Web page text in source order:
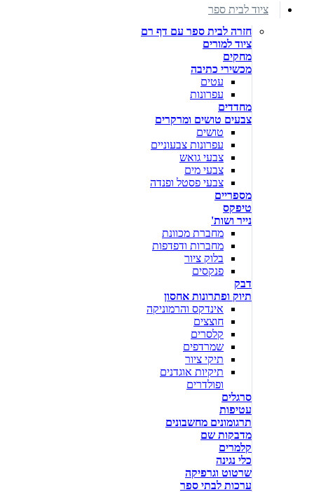
ציוד לבית ספר
חזרה לבית ספר עם דף רם
ציוד למורים
מחקים
מכשירי כתיבה
עטים
עפרונות
מחדדים
צבעים טושים ומרקרים
טושים
עפרונות צבעוניים
צבעי גואש
צבעי מים
צבעי פסטל ופנדה
מספריים
טיפקס
נייר ושות'
מחברת מכוונת
מחברות ודפדפות
בלוק ציור
פנקסים
דבק
תיוק ופתרונות אחסון
אינדקס והרמוניקה
חוצצים
קלסרים
שמרדפים
תיקי ציור
תיקיות אוגדנים
ופולדרים
סרגלים
עטיפות
תרגומונים מחשבונים
מדבקות שם
קלמרים
כלי נגינה
שרטוט וגרפיקה
ערכות לבתי ספר